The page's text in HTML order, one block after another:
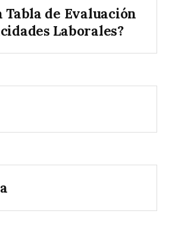
Tabla de Evaluación
Laborales?